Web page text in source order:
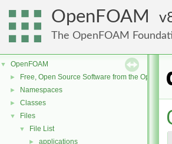
OpenFOAM
The OpenFOAM
▼ OpenFOAM
► Free, Open Source Software from the
► Namespaces
► Classes
▼ Files
▼ File List
► applications